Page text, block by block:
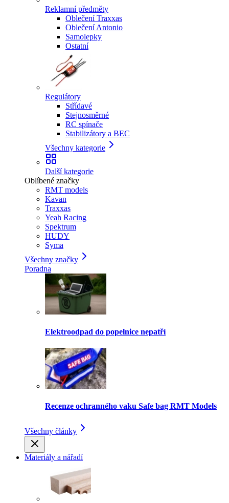
Reklamní předměty
Oblečení Traxxas
Oblečení Antonio
Samolepky
Ostatní
Regulátory
Střídavé
Stejnosměrné
RC spínače
Stabilizátory a BEC
Všechny kategorie
Další kategorie
Oblíbené značky
RMT models
Kavan
Traxxas
Yeah Racing
Spektrum
HUDY
Syma
Všechny značky
Poradna
Elektroodpad do popelnice nepatří
Recenze ochranného vaku Safe bag RMT Models
Všechny články
Materiály a nářadí